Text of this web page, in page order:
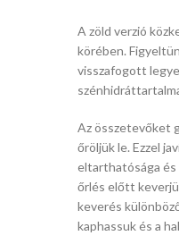
A zöld verzió
körében.
visszafogott
Az összetevőket
őröljük le. Ezzel
eltarthatósága és
őrlés előtt
keverés
kaphassuk és a